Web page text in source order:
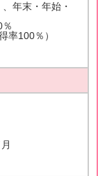
年末・年始・
率100％）